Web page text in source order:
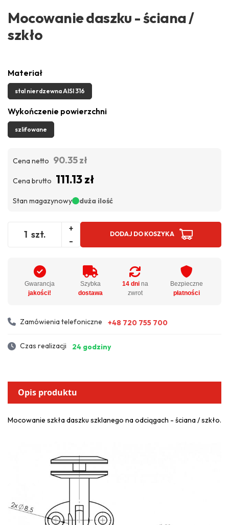
Mocowanie daszku - ściana /
szkło
Materiał
stal nierdzewna AISI 316
Wykończenie powierzchni
szlifowane
Cena netto 90.35 zł
Cena brutto 111.13 zł
Stan magazynowy duża ilość
szt.
+
-
DODAJ DO KOSZYKA
Gwarancja
jakości!
Szybka
dostawa
14 dnina
zwrot
Bezpieczne
płatności
Zamówienia telefoniczne +48 720 755 700
Czas realizacji 24 godziny
Opis produktu
Mocowanie szkła daszku szklanego na odciągach - ściana / szkło.